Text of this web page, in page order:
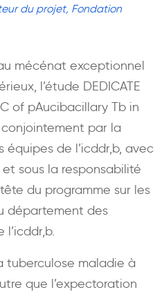
du projet, Fondation
mécénat exceptionnel
l’étude DEDICATE
of pAucibacillary Tb in
par la
de l’icddr,b, avec
sous la responsabilité
du programme sur les
département des
tuberculose maladie à
que l’expectoration